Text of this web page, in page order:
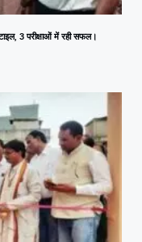
3 परीक्षाओं में रही सफल।